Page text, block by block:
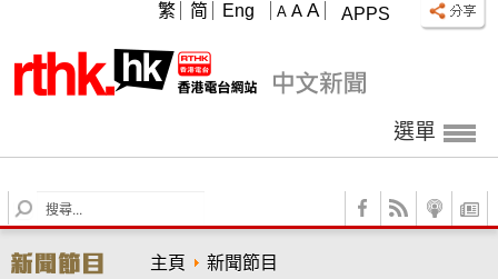
APPS
A A A
繁 简 Eng
選單
S
e
r
主頁 新聞節目